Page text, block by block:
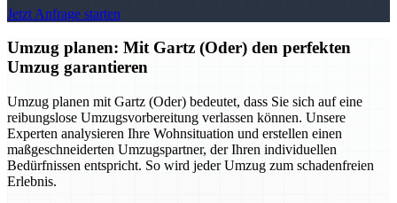
Jetzt Anfrage starten
Umzug planen: Mit Gartz (Oder) den perfekten
Umzug garantieren
Umzug planen mit Gartz (Oder) bedeutet, dass Sie sich auf eine
reibungslose Umzugsvorbereitung verlassen können. Unsere
Experten analysieren Ihre Wohnsituation und erstellen einen
maßgeschneiderten Umzugspartner, der Ihren individuellen
Bedürfnissen entspricht. So wird jeder Umzug zum schadenfreien
Erlebnis.